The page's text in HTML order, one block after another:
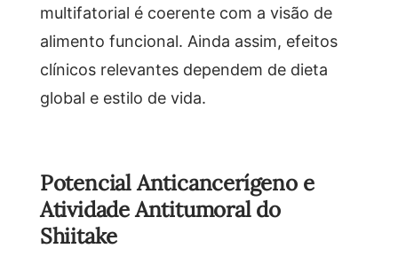
multifatorial é coerente com a visão de
alimento funcional. Ainda assim, efeitos
clínicos relevantes dependem de dieta
global e estilo de vida.
Potencial Anticancerígeno e
Atividade Antitumoral do
Shiitake